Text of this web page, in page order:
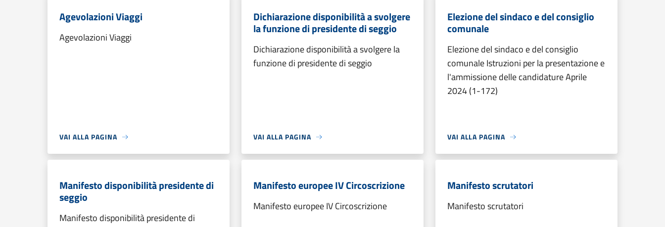
Agevolazioni Viaggi
Agevolazioni Viaggi
VAI ALLA PAGINA
Dichiarazione disponibilità a svolgere
la funzione di presidente di seggio
Dichiarazione disponibilità a svolgere la
funzione di presidente di seggio
VAI ALLA PAGINA
Elezione del sindaco e del consiglio
comunale
Elezione del sindaco e del consiglio
comunale Istruzioni per la presentazione e
l'ammissione delle candidature Aprile
2024 (1-172)
VAI ALLA PAGINA
Manifesto disponibilità presidente di
seggio
Manifesto disponibilità presidente di
Manifesto europee IV Circoscrizione
Manifesto europee IV Circoscrizione
Manifesto scrutatori
Manifesto scrutatori